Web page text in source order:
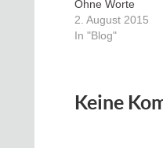
Ohne Worte
2. August 2015
In "Blog"
Keine